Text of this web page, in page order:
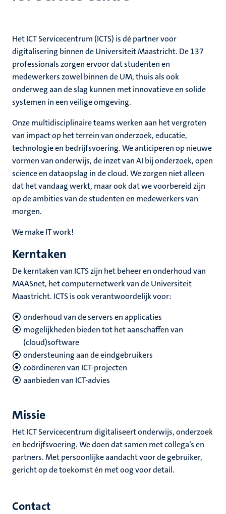
Het ICT Servicecentrum (ICTS) is dé partner voor
digitalisering binnen de Universiteit Maastricht. De 137
professionals zorgen ervoor dat studenten en
medewerkers zowel binnen de UM, thuis als ook
onderweg aan de slag kunnen met innovatieve en solide
systemen in een veilige omgeving.
Onze multidisciplinaire teams werken aan het vergroten
van impact op het terrein van onderzoek, educatie,
technologie en bedrijfsvoering. We anticiperen op nieuwe
vormen van onderwijs, de inzet van AI bij onderzoek, open
science en dataopslag in de cloud. We zorgen niet alleen
dat het vandaag werkt, maar ook dat we voorbereid zijn
op de ambities van de studenten en medewerkers van
morgen.
We make IT work!
Kerntaken
De kerntaken van ICTS zijn het beheer en onderhoud van
MAASnet, het computernetwerk van de Universiteit
Maastricht. ICTS is ook verantwoordelijk voor:
onderhoud van de servers en applicaties
mogelijkheden bieden tot het aanschaffen van
(cloud)software
ondersteuning aan de eindgebruikers
coördineren van ICT-projecten
aanbieden van ICT-advies
Missie
Het ICT Servicecentrum digitaliseert onderwijs, onderzoek
en bedrijfsvoering. We doen dat samen met collega’s en
partners. Met persoonlijke aandacht voor de gebruiker,
gericht op de toekomst én met oog voor detail.
Contact